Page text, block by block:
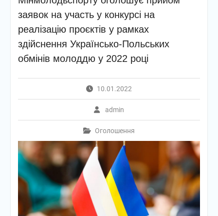
заявок на участь у конкурсі на
реалізацію проєктів у рамках
здійснення Українсько-Польських
обмінів молоддю у 2022 році
10.01.2022
admin
Оголошення